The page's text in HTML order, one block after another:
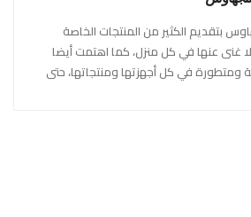
بتقديم الكثير من المنتجات الخاصة
لا غنى عنها في كل منزل، كما اهتمت أيضا
ومتطورة في كل أجهزتها ومنتجاتها، حتى